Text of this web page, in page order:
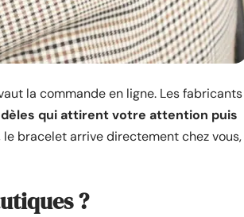
la commande en ligne. Les fabricants
qui attirent votre attention puis
bracelet arrive directement chez vous,
?